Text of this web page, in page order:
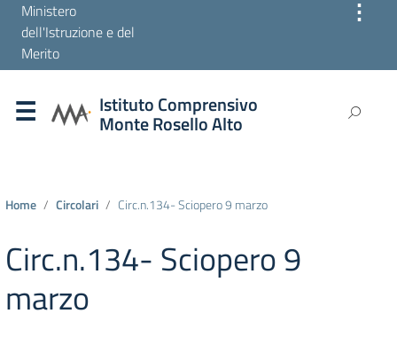
Ministero
dell'Istruzione e del
Merito
⋮
Istituto Comprensivo
Monte Rosello Alto
Home Circolari Circ.n.134- Sciopero 9 marzo
Circ.n.134- Sciopero 9
marzo